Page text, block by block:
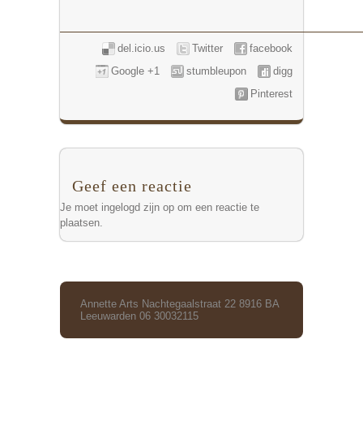
facebook
Twitter
del.icio.us
digg
stumbleupon
Google +1
Pinterest
Geef een reactie
Je moet ingelogd zijn op om een reactie te
plaatsen.
Annette Arts Nachtegaalstraat 22 8916 BA
Leeuwarden 06 30032115